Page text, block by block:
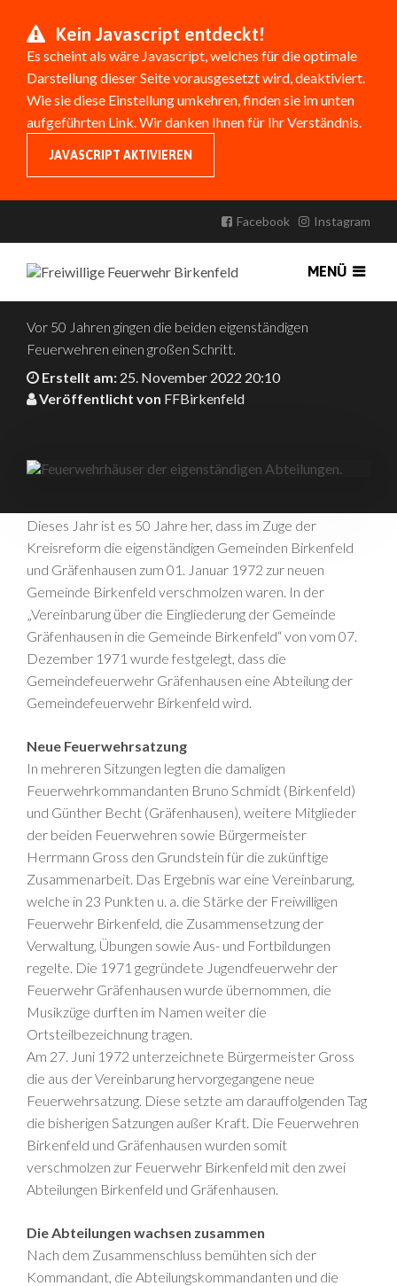
Kein Javascript entdeckt!
Es scheint als wäre Javascript, welches für die optimale
Darstellung dieser Seite vorausgesetzt wird, deaktiviert.
Wie sie diese Einstellung umkehren, finden sie im unten
aufgeführten Link. Wir danken Ihnen für Ihr Verständnis.
JAVASCRIPT AKTIVIEREN
Facebook Instagram
MENÜ
50 JAHRE FEUERWEHR
BIRKENFELD MIT DEN
GRÄFENHAUSEN
Vor 50 Jahren gingen die beiden eigenständigen
Feuerwehren einen großen Schritt.
Erstellt am: 25. November 2022 20:10
Veröffentlicht von FFBirkenfeld
Dieses Jahr ist es 50 Jahre her, dass im Zuge der
Kreisreform die eigenständigen Gemeinden Birkenfeld
und Gräfenhausen zum 01. Januar 1972 zur neuen
Gemeinde Birkenfeld verschmolzen waren. In der
„Vereinbarung über die Eingliederung der Gemeinde
Gräfenhausen in die Gemeinde Birkenfeld“ von vom 07.
Dezember 1971 wurde festgelegt, dass die
Gemeindefeuerwehr Gräfenhausen eine Abteilung der
Gemeindefeuerwehr Birkenfeld wird.
Neue Feuerwehrsatzung
In mehreren Sitzungen legten die damaligen
Feuerwehrkommandanten Bruno Schmidt (Birkenfeld)
und Günther Becht (Gräfenhausen), weitere Mitglieder
der beiden Feuerwehren sowie Bürgermeister
Herrmann Gross den Grundstein für die zukünftige
Zusammenarbeit. Das Ergebnis war eine Vereinbarung,
welche in 23 Punkten u. a. die Stärke der Freiwilligen
Feuerwehr Birkenfeld, die Zusammensetzung der
Verwaltung, Übungen sowie Aus- und Fortbildungen
regelte. Die 1971 gegründete Jugendfeuerwehr der
Feuerwehr Gräfenhausen wurde übernommen, die
Musikzüge durften im Namen weiter die
Ortsteilbezeichnung tragen.
Am 27. Juni 1972 unterzeichnete Bürgermeister Gross
die aus der Vereinbarung hervorgegangene neue
Feuerwehrsatzung. Diese setzte am darauffolgenden Tag
die bisherigen Satzungen außer Kraft. Die Feuerwehren
Birkenfeld und Gräfenhausen wurden somit
verschmolzen zur Feuerwehr Birkenfeld mit den zwei
Abteilungen Birkenfeld und Gräfenhausen.
Die Abteilungen wachsen zusammen
Nach dem Zusammenschluss bemühten sich der
Kommandant, die Abteilungskommandanten und die